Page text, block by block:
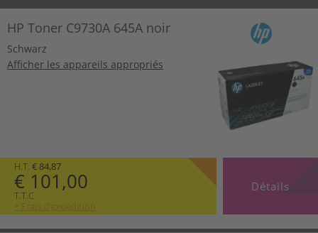
HP Toner C9730A 645A noir
Schwarz
Afficher les appareils appropriés
H.T. € 84,87
€ 101,00
T.T.C
+ Frais d’expédition
Détails